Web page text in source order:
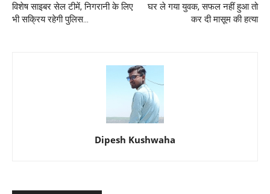
विशेष साइबर सेल टीमें, निगरानी के लिए
भी सक्रिय रहेगी पुलिस...
घर ले गया युवक, सफल नहीं हुआ तो
कर दी मासूम की हत्या
Dipesh Kushwaha